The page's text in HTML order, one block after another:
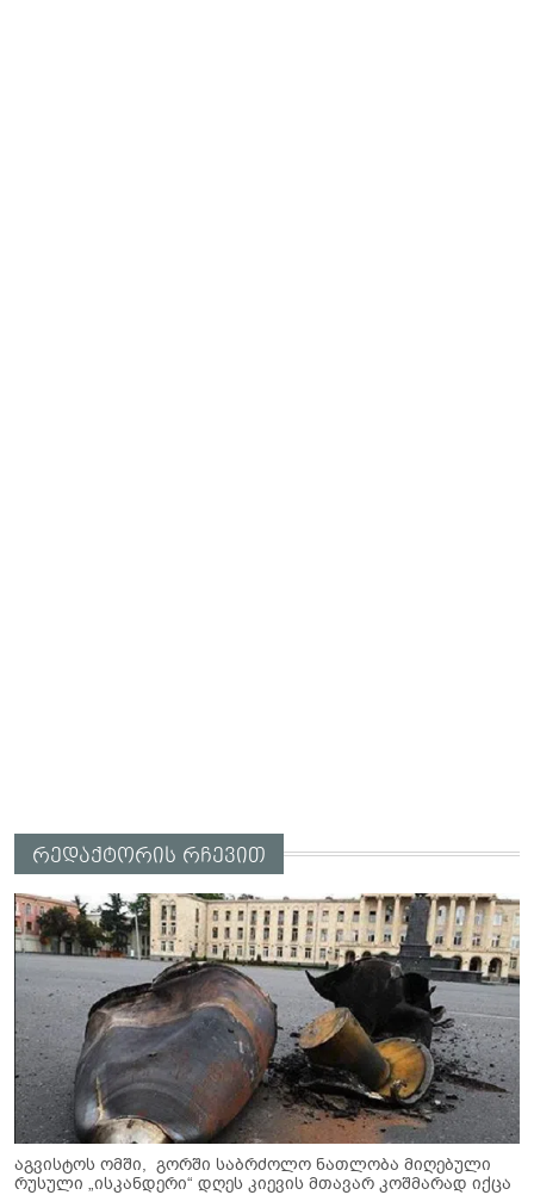
რედაქტორის რჩევით
აგვისტოს ომში, გორში საბრძოლო ნათლობა მიღებული
რუსული „ისკანდერი“ დღეს კიევის მთავარ კოშმარად იქცა